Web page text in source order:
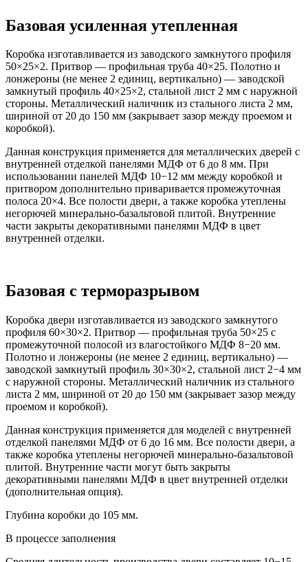
Базовая усиленная утепленная
Коробка изготавливается из заводского замкнутого профиля
50×25×2. Притвор — профильная труба 40×25. Полотно и
лонжероны (не менее 2 единиц, вертикально) — заводской
замкнутый профиль 40×25×2, стальной лист 2 мм с наружной
стороны. Металлический наличник из стального листа 2 мм,
шириной от 20 до 150 мм (закрывает зазор между проемом и
коробкой).
Данная конструкция применяется для металлических дверей с
внутренней отделкой панелями МДФ от 6 до 8 мм. При
использовании панелей МДФ 10−12 мм между коробкой и
притвором дополнительно приваривается промежуточная
полоса 20×4. Все полости двери, а также коробка утеплены
негорючей минерально-базальтовой плитой. Внутренние
части закрыты декоративными панелями МДФ в цвет
внутренней отделки.
Базовая с терморазрывом
Коробка двери изготавливается из заводского замкнутого
профиля 60×30×2. Притвор — профильная труба 50×25 с
промежуточной полосой из влагостойкого МДФ 8−20 мм.
Полотно и лонжероны (не менее 2 единиц, вертикально) —
заводской замкнутый профиль 30×30×2, стальной лист 2−4 мм
с наружной стороны. Металлический наличник из стального
листа 2 мм, шириной от 20 до 150 мм (закрывает зазор между
проемом и коробкой).
Данная конструкция применяется для моделей с внутренней
отделкой панелями МДФ от 6 до 16 мм. Все полости двери, а
также коробка утеплены негорючей минерально-базальтовой
плитой. Внутренние части могут быть закрыты
декоративными панелями МДФ в цвет внутренней отделки
(дополнительная опция).
Глубина коробки до 105 мм.
В процессе заполнения